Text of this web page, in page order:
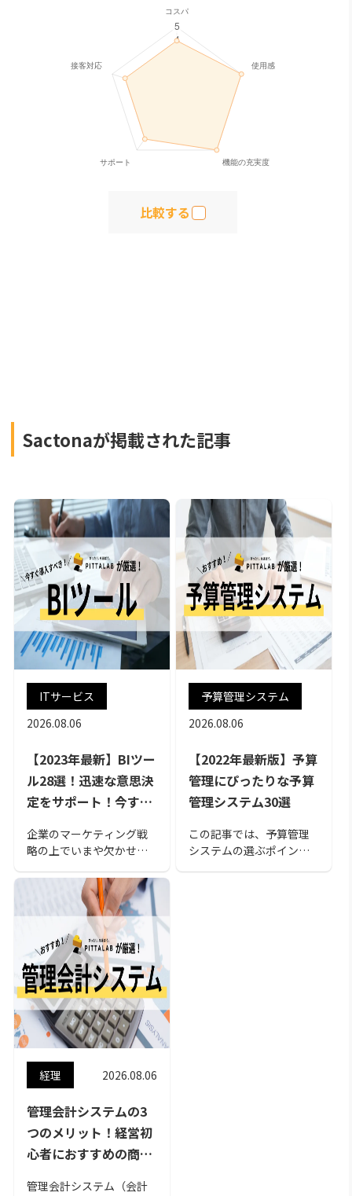
比較する
Sactonaが掲載された記事
ITサービス
2026.08.06
【2023年最新】BIツー
ル28選！迅速な意思決
定をサポート！今すぐ
ル
企業のマーケティング戦
略の上でいまや欠かせな
ムーズにしてくれるのが
BIツール。導入の際に重
視すべき10のポイントと
おすすめのBIツール28選
を紹介します。
予算管理システム
2026.08.06
【2022年最新版】予算
管理にぴったりな予算
管理システム30選
この記事では、予算管理
システムの選ぶポイント
経理 2026.08.06
管理会計システムの3
つのメリット！経営初
心者におすすめの商品
管理会計システム（会計